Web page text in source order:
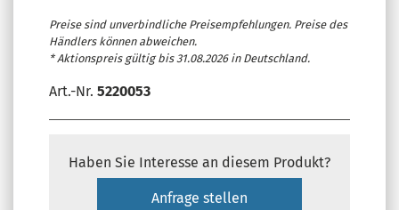
Preise sind unverbindliche Preisempfehlungen. Preise des
Händlers können abweichen.
* Aktionspreis gültig bis 31.08.2026 in Deutschland.
Art.-Nr. 5220053
Haben Sie Interesse an diesem Produkt?
Anfrage stellen